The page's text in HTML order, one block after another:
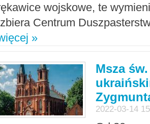
wojskowe, te
Centrum
»
Msza
2022-03-14